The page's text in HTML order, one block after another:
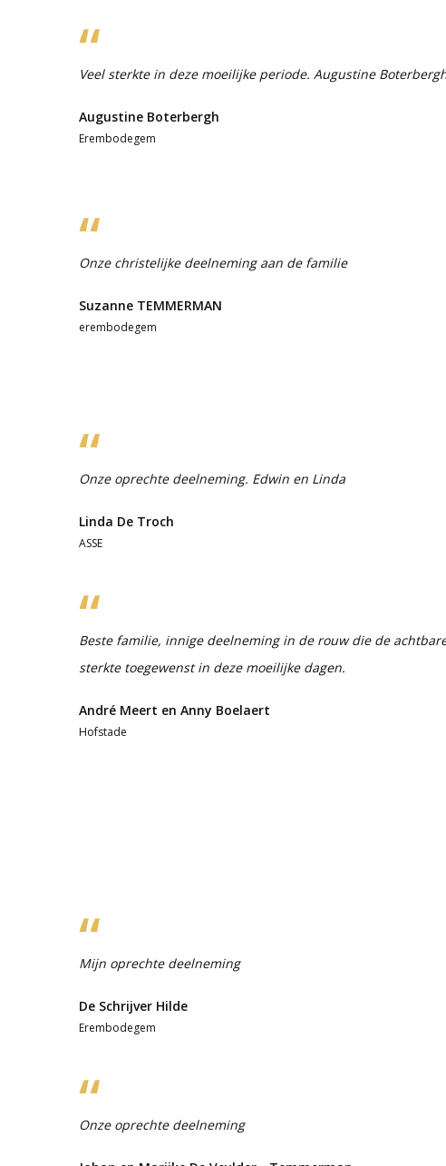
Veel sterkte in deze moeilijke periode. Augustine
Augustine Boterbergh
Erembodegem
Onze christelijke deelneming aan de familie
Suzanne TEMMERMAN
erembodegem
Onze oprechte deelneming. Edwin en Linda
Linda De Troch
ASSE
Beste familie, innige deelneming in de rouw die de
sterkte toegewenst in deze moeilijke dagen.
André Meert en Anny Boelaert
Hofstade
Mijn oprechte deelneming
De Schrijver Hilde
Erembodegem
Onze oprechte deelneming